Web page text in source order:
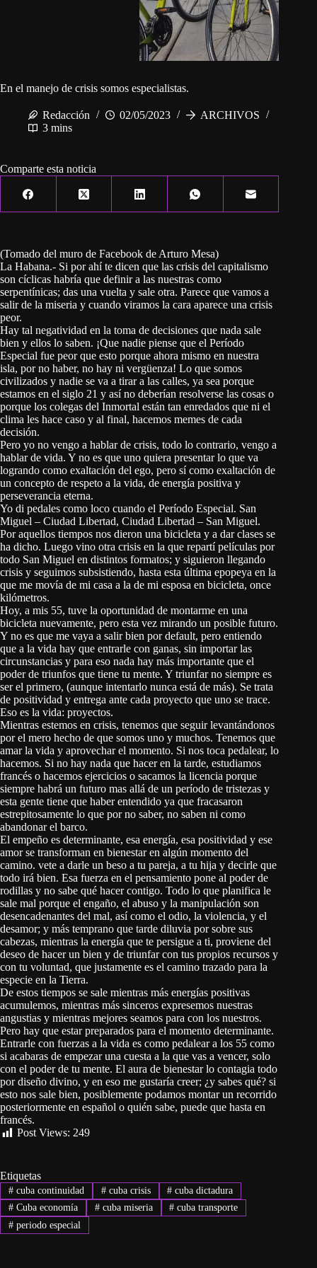
En el manejo de crisis somos especialistas.
Redacción 02/05/2023
ARCHIVOS
3 mins
Comparte esta noticia
(Tomado del muro de Facebook de Arturo Mesa)
La Habana.- Si por ahí te dicen que las crisis del capitalismo
son cíclicas habría que definir a las nuestras como
serpentínicas; das una vuelta y sale otra. Parece que vamos a
salir de la miseria y cuando viramos la cara aparece una crisis
peor.
Hay tal negatividad en la toma de decisiones que nada sale
bien y ellos lo saben. ¡Que nadie piense que el Período
Especial fue peor que esto porque ahora mismo en nuestra
isla, por no haber, no hay ni vergüenza! Lo que somos
civilizados y nadie se va a tirar a las calles, ya sea porque
estamos en el siglo 21 y así no deberían resolverse las cosas o
porque los colegas del Inmortal están tan enredados que ni el
clima les hace caso y al final, hacemos memes de cada
decisión.
Pero yo no vengo a hablar de crisis, todo lo contrario, vengo a
hablar de vida. Y no es que uno quiera presentar lo que va
logrando como exaltación del ego, pero sí como exaltación de
un concepto de respeto a la vida, de energía positiva y
perseverancia eterna.
Yo di pedales como loco cuando el Período Especial. San
Miguel – Ciudad Libertad, Ciudad Libertad – San Miguel.
Por aquellos tiempos nos dieron una bicicleta y a dar clases se
ha dicho. Luego vino otra crisis en la que repartí películas por
todo San Miguel en distintos formatos; y siguieron llegando
crisis y seguimos subsistiendo, hasta esta última epopeya en la
que me movía de mi casa a la de mi esposa en bicicleta, once
kilómetros.
Hoy, a mis 55, tuve la oportunidad de montarme en una
bicicleta nuevamente, pero esta vez mirando un posible futuro.
Y no es que me vaya a salir bien por default, pero entiendo
que a la vida hay que entrarle con ganas, sin importar las
circunstancias y para eso nada hay más importante que el
poder de triunfos que tiene tu mente. Y triunfar no siempre es
ser el primero, (aunque intentarlo nunca está de más). Se trata
de positividad y entrega ante cada proyecto que uno se trace.
Eso es la vida: proyectos.
Mientras estemos en crisis, tenemos que seguir levantándonos
por el mero hecho de que somos uno y muchos. Tenemos que
amar la vida y aprovechar el momento. Si nos toca pedalear, lo
hacemos. Si no hay nada que hacer en la tarde, estudiamos
francés o hacemos ejercicios o sacamos la licencia porque
siempre habrá un futuro mas allá de un período de tristezas y
esta gente tiene que haber entendido ya que fracasaron
estrepitosamente lo que por no saber, no saben ni como
abandonar el barco.
El empeño es determinante, esa energía, esa positividad y ese
amor se transforman en bienestar en algún momento del
camino. vete a darle un beso a tu pareja, a tu hija y decirle que
todo irá bien. Esa fuerza en el pensamiento pone al poder de
rodillas y no sabe qué hacer contigo. Todo lo que planifica le
sale mal porque el engaño, el abuso y la manipulación son
desencadenantes del mal, así como el odio, la violencia, y el
desamor; y más temprano que tarde diluvia por sobre sus
cabezas, mientras la energía que te persigue a ti, proviene del
deseo de hacer un bien y de triunfar con tus propios recursos y
con tu voluntad, que justamente es el camino trazado para la
especie en la Tierra.
De estos tiempos se sale mientras más energías positivas
acumulemos, mientras más sinceros expresemos nuestras
angustias y mientras mejores seamos para con los nuestros.
Pero hay que estar preparados para el momento determinante.
Entrarle con fuerzas a la vida es como pedalear a los 55 como
si acabaras de empezar una cuesta a la que vas a vencer, solo
con el poder de tu mente. El aura de bienestar lo contagia todo
por diseño divino, y en eso me gustaría creer; ¿y sabes qué? si
esto nos sale bien, posiblemente podamos montar un recorrido
posteriormente en español o quién sabe, puede que hasta en
francés.
Post Views: 249
Etiquetas
#cuba continuidad #cuba crisis # cuba dictadura
#Cuba economía #cuba miseria # cuba transporte
#periodo especial